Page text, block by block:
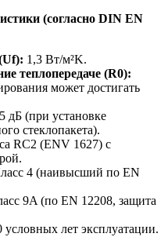
(согласно DIN EN
1,3 Вт/м²K.
теплопередаче (R0):
может достигать
дБ (при установке
стеклопакета).
RC2 (ENV 1627) с
4 (наивысший по EN
9A (по EN 12208, защита
условных лет эксплуатации.